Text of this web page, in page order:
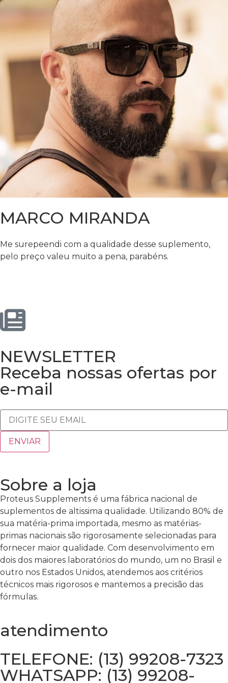
MARCO MIRANDA
Me surepeendi com a qualidade desse suplemento,
pelo preço valeu muito a pena, parabéns.
NEWSLETTER
Receba nossas ofertas por
e-mail
Sobre a loja
Proteus Supplements é uma fábrica nacional de
suplementos de altissima qualidade. Utilizando 80% de
sua matéria-prima importada, mesmo as matérias-
primas nacionais são rigorosamente selecionadas para
fornecer maior qualidade. Com desenvolvimento em
dois dos maiores laboratórios do mundo, um no Brasil e
outro nos Estados Unidos, atendemos aos critérios
técnicos mais rigorosos e mantemos a precisão das
fórmulas.
atendimento
TELEFONE: (13) 99208-7323
WHATSAPP: (13) 99208-